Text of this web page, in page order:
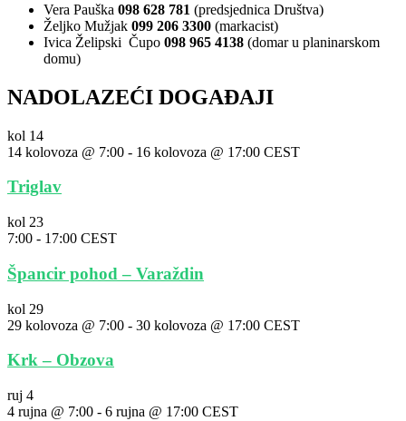
Vera Pauška 098 628 781 (predsjednica Društva)
Željko Mužjak 099 206 3300 (markacist)
Ivica Želipski Čupo 098 965 4138 (domar u planinarskom
domu)
NADOLAZEĆI DOGAĐAJI
kol 14
14 kolovoza @ 7:00 - 16 kolovoza @ 17:00 CEST
Triglav
kol 23
7:00 - 17:00 CEST
Špancir pohod – Varaždin
kol 29
29 kolovoza @ 7:00 - 30 kolovoza @ 17:00 CEST
Krk – Obzova
ruj 4
4 rujna @ 7:00 - 6 rujna @ 17:00 CEST